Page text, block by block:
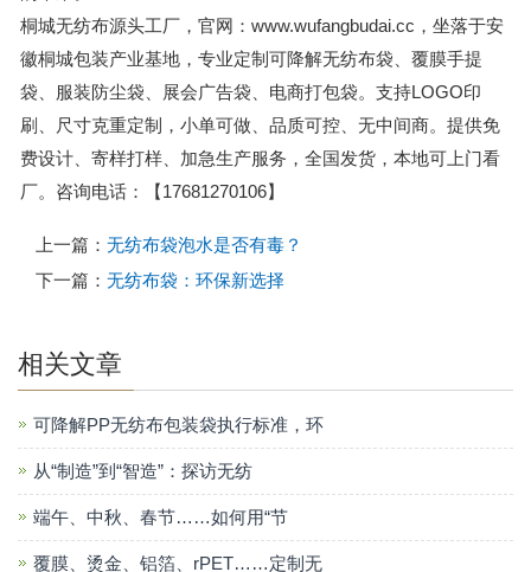
桐城无纺布源头工厂，官网：www.wufangbudai.cc，坐落于安
徽桐城包装产业基地，专业定制可降解无纺布袋、覆膜手提
袋、服装防尘袋、展会广告袋、电商打包袋。支持LOGO印
刷、尺寸克重定制，小单可做、品质可控、无中间商。提供免
费设计、寄样打样、加急生产服务，全国发货，本地可上门看
厂。咨询电话：【17681270106】
上一篇： 无纺布袋泡水是否有毒？
下一篇： 无纺布袋：环保新选择
相关文章
可降解PP无纺布包装袋执行标准，环
从“制造”到“智造”：探访无纺
端午、中秋、春节……如何用“节
覆膜、烫金、铝箔、rPET……定制无